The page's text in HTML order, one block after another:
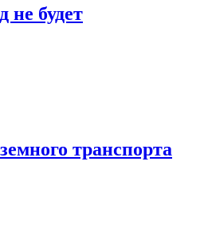
не будет
транспорта